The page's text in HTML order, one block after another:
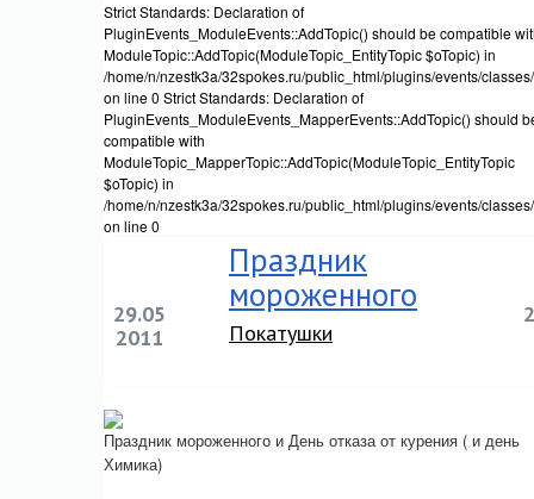
Strict Standards: Declaration of
PluginEvents_ModuleEvents::AddTopic() should be compatible
ModuleTopic::AddTopic(ModuleTopic_EntityTopic $oTopic) in
/home/n/nzestk3a/32spokes.ru/public_html/plugins/events/
on line 0 Strict Standards: Declaration of
PluginEvents_ModuleEvents_MapperEvents::AddTopic() should
compatible with
ModuleTopic_MapperTopic::AddTopic(ModuleTopic_EntityTopic
$oTopic) in
/home/n/nzestk3a/32spokes.ru/public_html/plugins/events/
on line 0
29.05
2011
Праздник
мороженного
Покатушки
2
Праздник мороженного и День отказа от курения ( и день
Химика)